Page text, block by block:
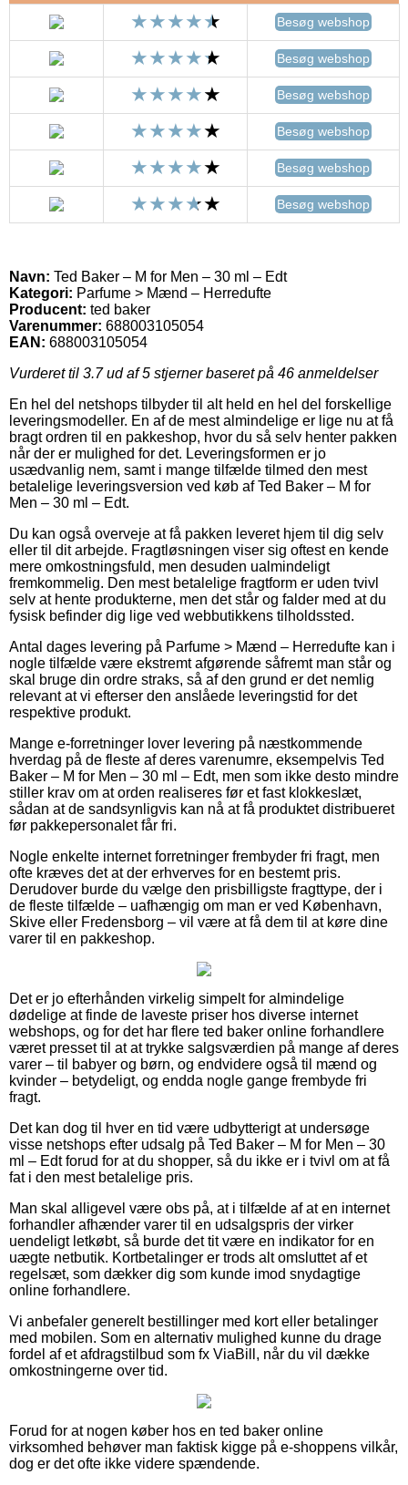
Besøg webshop
Besøg webshop
Besøg webshop
Besøg webshop
Besøg webshop
Besøg webshop
Navn: Ted Baker – M for Men – 30 ml – Edt
Kategori: Parfume > Mænd – Herredufte
Producent: ted baker
Varenummer: 688003105054
EAN: 688003105054
Vurderet til 3.7ud af 5 stjerner baseret på 46 anmeldelser
En hel del netshops tilbyder til alt held en hel del forskellige
leveringsmodeller. En af de mest almindelige er lige nu at få
bragt ordren til en pakkeshop, hvor du så selv henter pakken
når der er mulighed for det. Leveringsformen er jo
usædvanlig nem, samt i mange tilfælde tilmed den mest
betalelige leveringsversion ved køb af Ted Baker – M for
Men – 30 ml – Edt.
Du kan også overveje at få pakken leveret hjem til dig selv
eller til dit arbejde. Fragtløsningen viser sig oftest en kende
mere omkostningsfuld, men desuden ualmindeligt
fremkommelig. Den mest betalelige fragtform er uden tvivl
selv at hente produkterne, men det står og falder med at du
fysisk befinder dig lige ved webbutikkens tilholdssted.
Antal dages levering på Parfume > Mænd – Herredufte kan i
nogle tilfælde være ekstremt afgørende såfremt man står og
skal bruge din ordre straks, så af den grund er det nemlig
relevant at vi efterser den anslåede leveringstid for det
respektive produkt.
Mange e-forretninger lover levering på næstkommende
hverdag på de fleste af deres varenumre, eksempelvis Ted
Baker – M for Men – 30 ml – Edt, men som ikke desto mindre
stiller krav om at orden realiseres før et fast klokkeslæt,
sådan at de sandsynligvis kan nå at få produktet distribueret
før pakkepersonalet får fri.
Nogle enkelte internet forretninger frembyder fri fragt, men
ofte kræves det at der erhverves for en bestemt pris.
Derudover burde du vælge den prisbilligste fragttype, der i
de fleste tilfælde – uafhængig om man er ved København,
Skive eller Fredensborg – vil være at få dem til at køre dine
varer til en pakkeshop.
Det er jo efterhånden virkelig simpelt for almindelige
dødelige at finde de laveste priser hos diverse internet
webshops, og for det har flere ted baker online forhandlere
været presset til at at trykke salgsværdien på mange af deres
varer – til babyer og børn, og endvidere også til mænd og
kvinder – betydeligt, og endda nogle gange frembyde fri
fragt.
Det kan dog til hver en tid være udbytterigt at undersøge
visse netshops efter udsalg på Ted Baker – M for Men – 30
ml – Edt forud for at du shopper, så du ikke er i tvivl om at få
fat i den mest betalelige pris.
Man skal alligevel være obs på, at i tilfælde af at en internet
forhandler afhænder varer til en udsalgspris der virker
uendeligt letkøbt, så burde det tit være en indikator for en
uægte netbutik. Kortbetalinger er trods alt omsluttet af et
regelsæt, som dækker dig som kunde imod snydagtige
online forhandlere.
Vi anbefaler generelt bestillinger med kort eller betalinger
med mobilen. Som en alternativ mulighed kunne du drage
fordel af et afdragstilbud som fx ViaBill, når du vil dække
omkostningerne over tid.
Forud for at nogen køber hos en ted baker online
virksomhed behøver man faktisk kigge på e-shoppens vilkår,
dog er det ofte ikke videre spændende.